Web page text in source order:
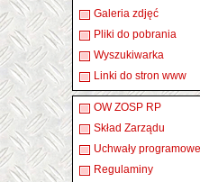
Galeria zdjęć
Pliki do pobrania
Wyszukiwarka
Linki do stron www
OW ZOSP RP
Skład Zarządu
Uchwały programowe
Regulaminy